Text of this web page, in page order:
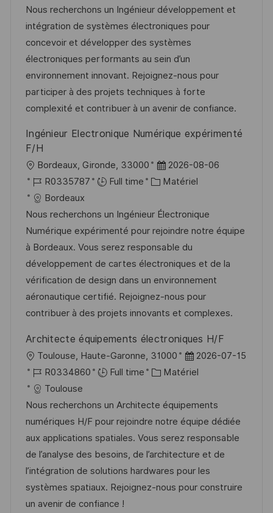
a
l
i
s
a
t
i
n
t
e
d
’
a
f
f
c
g
e
f
é
r
e
n
c
e
u
s
a
t
é
g
o
r
i
Nous recherchons un Ingénieur développement et
intégration de systèmes électroniques pour
concevoir et développer des systèmes
électroniques performants au sein d’un
environnement innovant. Rejoignez-nous pour
participer à des projets techniques à forte
complexité et contribuer à un avenir de confiance.
Ingénieur Electronique Numérique expérimenté
F/H
o
c
a
l
i
s
a
t
i
n
Bordeaux, Gironde, 33000
D
a
e
d
’
a
f
f
i
h
a
g
2026-08-06
R
é
f
é
r
e
n
c
e
u
p
o
s
t
e
R0335787 Full time
C
t
é
g
o
r
i
e
Matériel
Bordeaux
Nous recherchons un Ingénieur Électronique
Numérique expérimenté pour rejoindre notre équipe
à Bordeaux. Vous serez responsable du
développement de cartes électroniques et de la
vérification de design dans un environnement
aéronautique certifié. Rejoignez-nous pour
contribuer à des projets innovants et complexes.
Architecte équipements électroniques H/F
o
c
a
l
i
s
a
t
i
Toulouse, Haute-Garonne, 31000
D
a
e
d
’
a
f
f
2026-07-15
R
é
f
é
r
e
n
c
e
R0334860 Full time
C
t
é
g
o
r
i
Matériel
Toulouse
Nous recherchons un Architecte équipements
numériques H/F pour rejoindre notre équipe dédiée
aux applications spatiales. Vous serez responsable
de l’analyse des besoins, de l’architecture et de
l’intégration de solutions hardwares pour les
systèmes spatiaux. Rejoignez-nous pour construire
un avenir de confiance !